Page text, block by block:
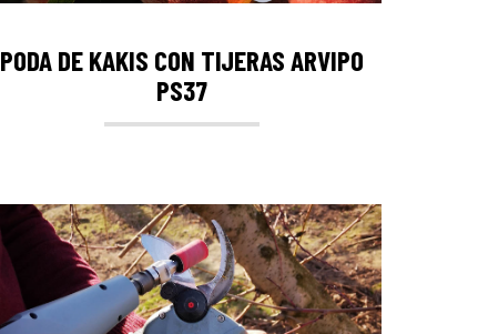
PODA DE KAKIS CON TIJERAS ARVIPO
PS37